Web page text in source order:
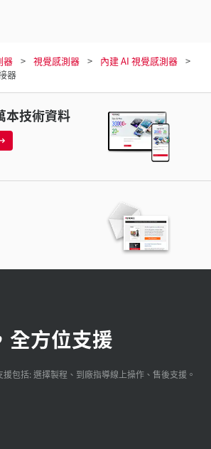
器 視覺感測器
內建 AI 視覺感測器
器
本技術資料
全方位支援
援包括: 選擇製程、到廠指導線上操作、售後支援。